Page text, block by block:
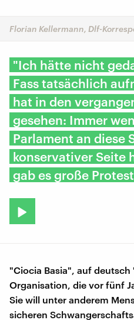
Florian Kellermann, Dlf-
"Ich hätte nicht
Fass tatsächlich
hat in den
gesehen: Immer
Parlament an diese
konservativer Seite
gab es große
"Ciocia Basia", auf
Organisation, die vor fünf
Sie will unter anderem
sicheren